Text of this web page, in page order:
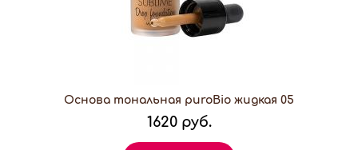
Основа тональная puroBio жидкая 05
1620 руб.